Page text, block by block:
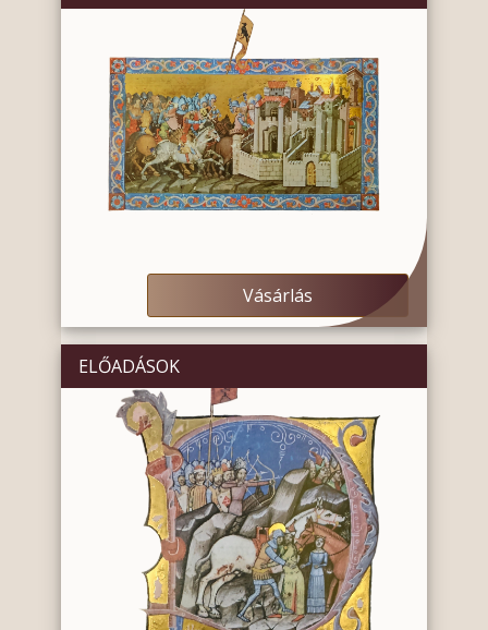
Vásárlás
ELŐADÁSOK